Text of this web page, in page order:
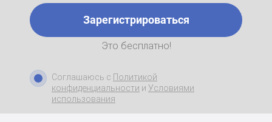
Зарегистрироваться
Это бесплатно!
Соглашаюсь с Политикой
конфиденциальности и Условиями
использования